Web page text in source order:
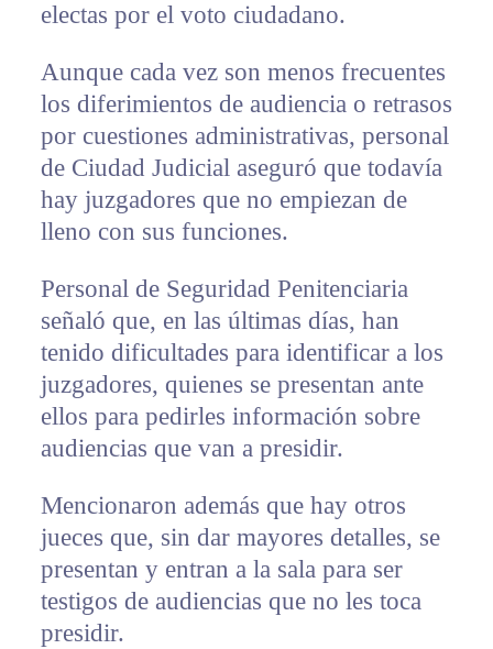
electas por el voto ciudadano.
Aunque cada vez son menos frecuentes
los diferimientos de audiencia o retrasos
por cuestiones administrativas, personal
de Ciudad Judicial aseguró que todavía
hay juzgadores que no empiezan de
lleno con sus funciones.
Personal de Seguridad Penitenciaria
señaló que, en las últimas días, han
tenido dificultades para identificar a los
juzgadores, quienes se presentan ante
ellos para pedirles información sobre
audiencias que van a presidir.
Mencionaron además que hay otros
jueces que, sin dar mayores detalles, se
presentan y entran a la sala para ser
testigos de audiencias que no les toca
presidir.